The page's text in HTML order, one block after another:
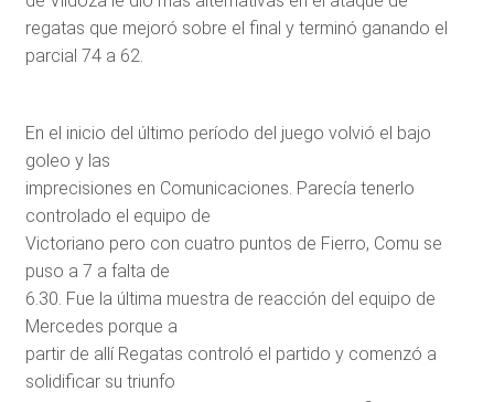
regatas que mejoró sobre el final y terminó ganando el
parcial 74 a 62.
En el inicio del último período del juego volvió el bajo
goleo y las
imprecisiones en Comunicaciones. Parecía tenerlo
controlado el equipo de
Victoriano pero con cuatro puntos de Fierro, Comu se
puso a 7 a falta de
6.30. Fue la última muestra de reacción del equipo de
Mercedes porque a
partir de allí Regatas controló el partido y comenzó a
solidificar su triunfo